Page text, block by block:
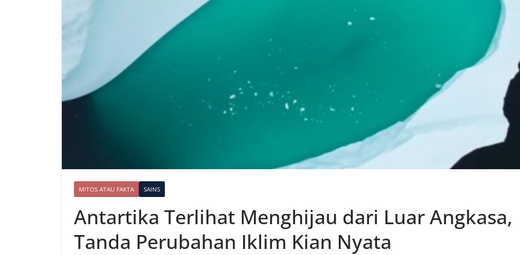
MITOS ATAU FAKTA SAINS
Antartika Terlihat Menghijau dari Luar Angkasa,
Tanda Perubahan Iklim Kian Nyata